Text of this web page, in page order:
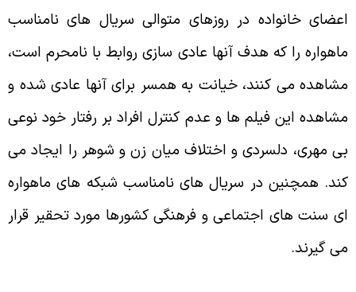
خانواده در روزهای متوالی سریال های نامناسب
را که هدف آنها عادی سازی روابط با نامحرم است،
می‌ کنند، خیانت به همسر برای آنها عادی شده و
این فیلم ها و عدم کنترل افراد بر رفتار خود نوعی
مهری، دلسردی و اختلاف میان زن و شوهر را ایجاد می‌
همچنین در سریال های نامناسب شبکه های ماهواره
سنت های اجتماعی و فرهنگی کشورها مورد تحقیر قرار
گیرند.